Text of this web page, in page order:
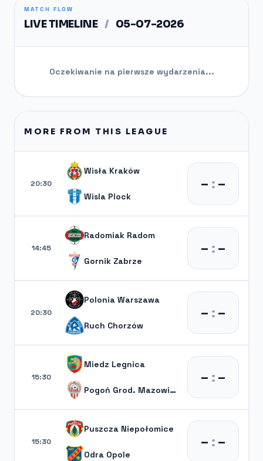
MATCH FLOW
LIVE TIMELINE / 05-07-2026
Oczekiwanie na pierwsze wydarzenia...
MORE FROM THIS LEAGUE
20:30
Wisła Kraków
Wisla Plock
– :–
14:45
Radomiak Radom
Gornik Zabrze
– :–
20:30
Polonia Warszawa
Ruch Chorzów
– :–
15:30
Miedz Legnica
Pogoń Grod. Mazowiecki
– :–
15:30
Puszcza Niepołomice
Odra Opole
– :–